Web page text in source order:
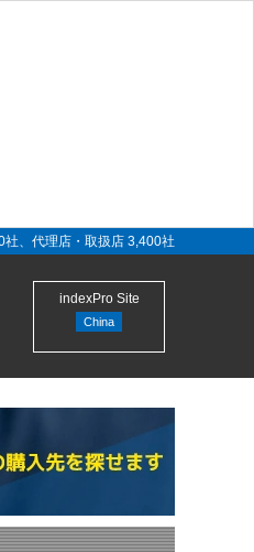
、代理店・取扱店 3,400社
indexPro Site
China